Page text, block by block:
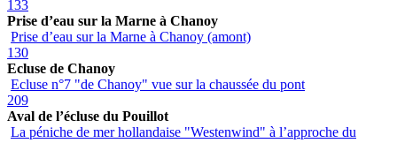
133
Prise d’eau sur la Marne à Chanoy
Prise d’eau sur la Marne à Chanoy (amont)
130
Ecluse de Chanoy
Ecluse n°7 "de Chanoy" vue sur la chaussée du pont
209
Aval de l’écluse du Pouillot
La péniche de mer hollandaise "Westenwind" à l’approche du